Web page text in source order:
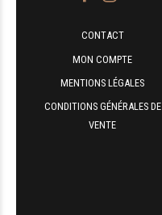
CONTACT
MON COMPTE
MENTIONS LÉGALES
CONDITIONS GÉNÉRALES DE
VENTE